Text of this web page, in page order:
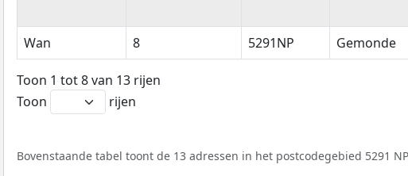
Wan 8 5291NP Gemonde
Toon 1 tot 8 van 13 rijen
Toon
rijen
Bovenstaande tabel toont de 13 adressen in het postcodegebied 5291